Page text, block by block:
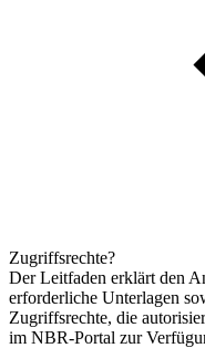
Zugriffsrechte?
Der Leitfaden erklärt den
erforderliche Unterlagen
Zugriffsrechte, die
im NBR-Portal zur